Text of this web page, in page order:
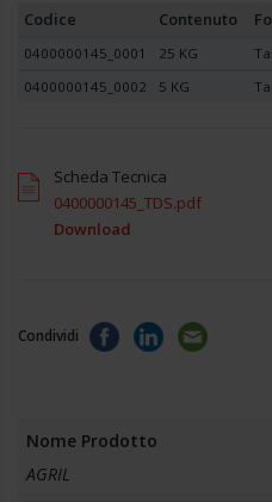
Codice Contenuto
0400000145_0001 25 KG
0400000145_0002
5 KG
Scheda Tecnica
0400000145_TDS.pdf
Download
Condividi
Nome Prodotto
AGRIL